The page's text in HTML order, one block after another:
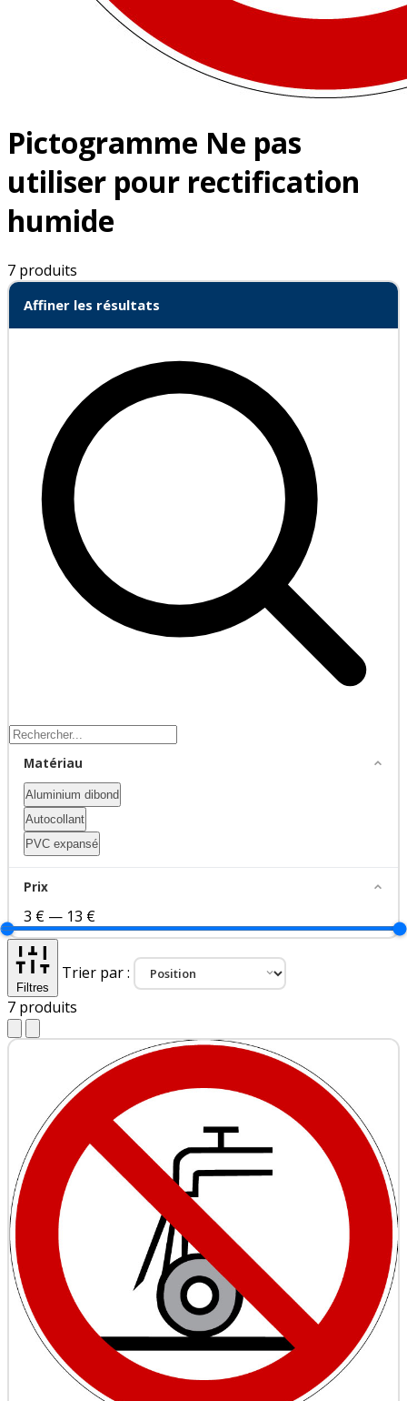
Pictogramme Ne pas
utiliser pour rectification
humide
7 produits
Affiner les résultats
Matériau
Aluminium dibond
Autocollant
PVC expansé
Prix
3 € — 13 €
Filtres
Trier par :
7 produits